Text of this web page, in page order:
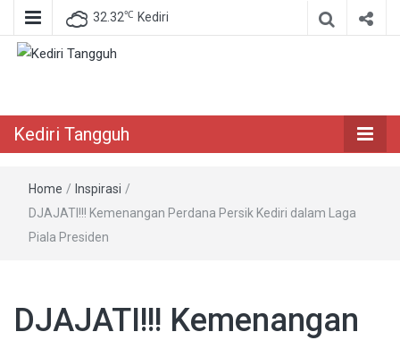
32.32℃ Kediri
Kediri Tangguh
Home / Inspirasi /
DJAJATI!!! Kemenangan Perdana Persik Kediri dalam Laga
Piala Presiden
DJAJATI!!! Kemenangan